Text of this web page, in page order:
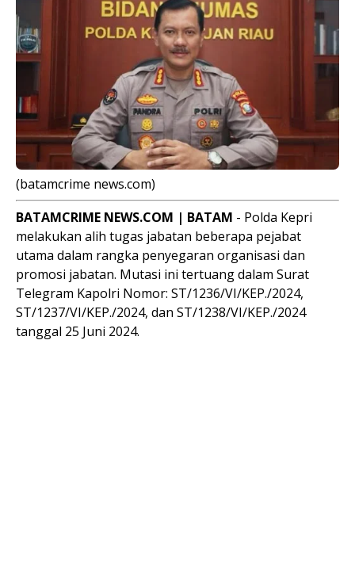
(batamcrime news.com)
BATAMCRIME NEWS.COM | BATAM - Polda Kepri
melakukan alih tugas jabatan beberapa pejabat
utama dalam rangka penyegaran organisasi dan
promosi jabatan. Mutasi ini tertuang dalam Surat
Telegram Kapolri Nomor: ST/1236/VI/KEP./2024,
ST/1237/VI/KEP./2024, dan ST/1238/VI/KEP./2024
tanggal 25 Juni 2024.